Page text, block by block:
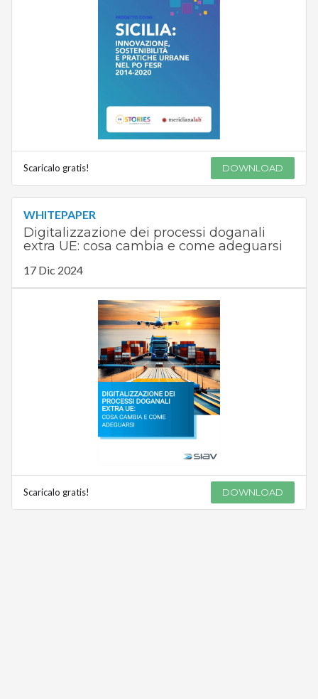
Scaricalo gratis! DOWNLOAD
WHITEPAPER
Digitalizzazione dei processi doganali
extra UE: cosa cambia e come adeguarsi
17 Dic 2024
Scaricalo gratis! DOWNLOAD